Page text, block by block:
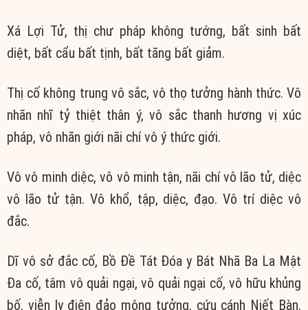
Xá Lợi Tử, thị chư pháp không tướng, bất sinh bất
diệt, bất cẩu bất tịnh, bất tăng bất giảm.
Thị cố không trung vô sắc, vô thọ tưởng hành thức. Vô
nhãn nhĩ tỷ thiệt thân ý, vô sắc thanh hương vị xúc
pháp, vô nhãn giới nãi chí vô ý thức giới.
Vô vô minh diệc, vô vô minh tận, nãi chí vô lão tử, diệc
vô lão tử tận. Vô khổ, tập, diệc, đạo. Vô trí diệc vô
đắc.
Dĩ vô sở đắc cố, Bồ Đề Tát Đóa y Bát Nhã Ba La Mật
Đa cố, tâm vô quải ngại, vô quải ngại cố, vô hữu khủng
bố, viễn ly điên đảo mộng tưởng, cứu cánh Niết Bàn.